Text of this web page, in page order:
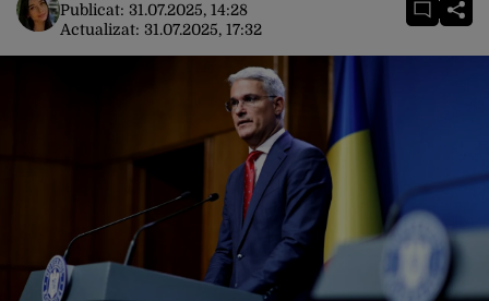
Publicat: 31.07.2025, 14:28
Actualizat: 31.07.2025, 17:32